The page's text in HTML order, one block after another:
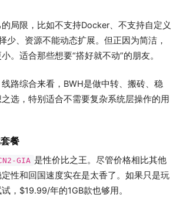
局限，比如不支持Docker、不支持自定义
少、资源不能动态扩展。但正因为简洁，
。适合那些想要“搭好就不动”的朋友。
路综合来看，BWH是做中转、搬砖、稳
选，特别适合不需要复杂系统层操作的用
餐
GIA 是性价比之王。尽管价格相比其他
性和回国速度实在是太香了。如果只是玩
，$19.99/年的1GB款也够用。